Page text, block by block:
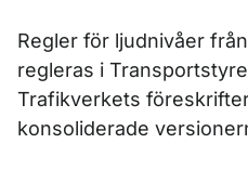
Regler för ljudnivåer
regleras i
Trafikverkets
konsoliderade